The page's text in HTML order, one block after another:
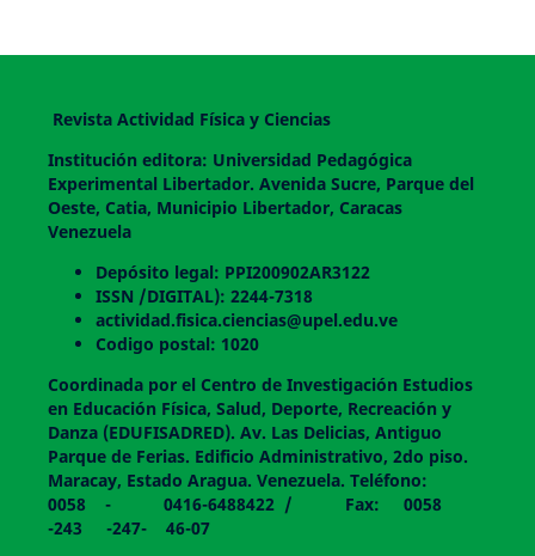
Revista Actividad Física y Ciencias
Institución editora: Universidad Pedagógica
Experimental Libertador. Avenida Sucre, Parque del
Oeste, Catia, Municipio Libertador, Caracas
Venezuela
Depósito legal: PPI200902AR3122
ISSN /DIGITAL): 2244-7318
actividad.fisica.ciencias@upel.edu.ve
Codigo postal: 1020
Coordinada por el Centro de Investigación Estudios
en Educación Física, Salud, Deporte, Recreación y
Danza (EDUFISADRED). Av. Las Delicias, Antiguo
Parque de Ferias. Edificio Administrativo, 2do piso.
Maracay, Estado Aragua. Venezuela. Teléfono:
0058 - 0416-6488422 / Fax: 0058
-243 -247- 46-07